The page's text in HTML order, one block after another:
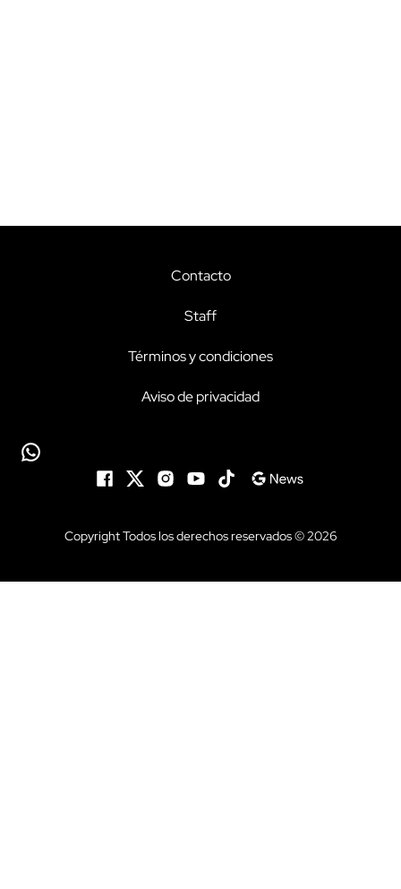
Contacto
Staff
Términos y condiciones
Aviso de privacidad
Copyright Todos los derechos reservados © 2026